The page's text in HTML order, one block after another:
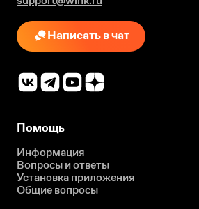
Написать в чат
Помощь
Информация
Вопросы и ответы
Установка приложения
Общие вопросы